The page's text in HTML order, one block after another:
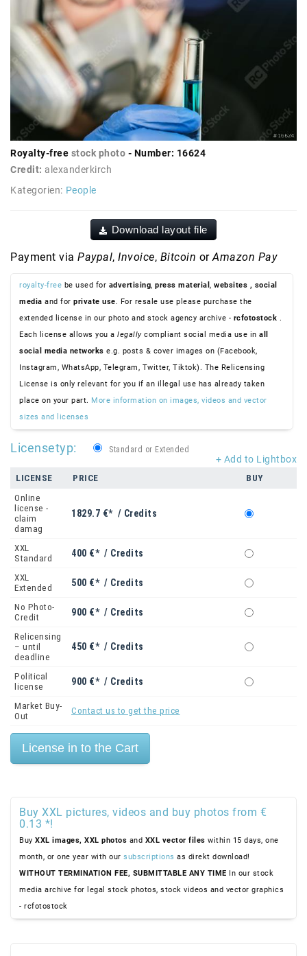
Royalty-free stock photo - Number: 16624
Credit: alexanderkirch
Kategorien: People
Download layout file
Payment via Paypal, Invoice, Bitcoin orAmazon Pay
royalty-free be used for advertising, press material , websites , social
media and for private use. For resale use please purchase the
extended license in our photo and stock agency archive - rcfotostock .
Each license allows you a legallycompliant social media use in all
social media networks e.g. posts & cover images on (Facebook,
Instagram, WhatsApp, Telegram, Twitter, Tiktok). The Relicensing
License is only relevant for you if an illegal use has already taken
place on your part. More information on images, videos and vector
sizes and licenses
+ Add to Lightbox
Licensetyp: Standard or Extended
LICENSE PRICE
BUY
Online
license -
claim
damag
1829.7 €* / Credits
XXL
Standard
400 €* / Credits
XXL
Extended
500 €* / Credits
No Photo-
Credit
900 €* / Credits
Relicensing
– until
deadline
450 €* / Credits
Political
license
900 €* / Credits
Market Buy-
Out
Contact us to get the price
Buy XXL pictures, videos and buy photos from €
0.13 *!
Buy XXL images, XXL photos and XXL vector files within 15 days, one
month, or one year with our subscriptions as direkt download!
WITHOUT TERMINATION FEE, SUBMITTABLE ANY TIME In our stock
media archive for legal stock photos, stock videos and vector graphics
- rcfotostock